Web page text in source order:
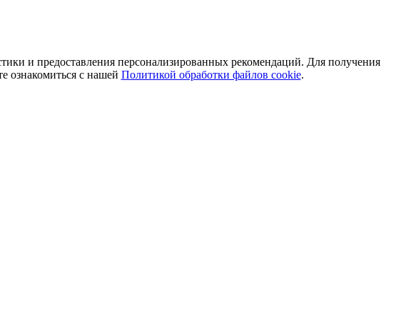
и предоставления персонализированных рекомендаций. Для получения
ознакомиться с нашей Политикой обработки файлов cookie.